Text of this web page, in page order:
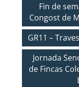
Fin de
Congost de
GR11 –
Jornada
de Fincas